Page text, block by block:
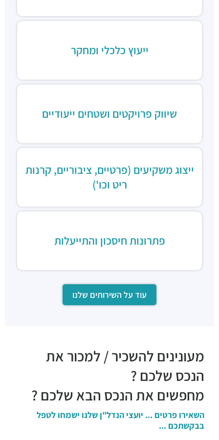
ייעוץ כלכלי ומחקר
שיווק פרויקטים ושטחים ייעודיים
ייצוג משקיעים (פרטיים, ציבוריים, קרנות
ריט וכו')
פתרונות חיסכון והתייעלות
עוד על השירותים שלנו
מעונינים להשכיר / למכור את
הנכס שלכם ?
מחפשים את הנכס הבא שלכם ?
השאירו פרטים ... יועצי הנדל"ן שלנו ישמחו לטפל
בבקשתכם ...